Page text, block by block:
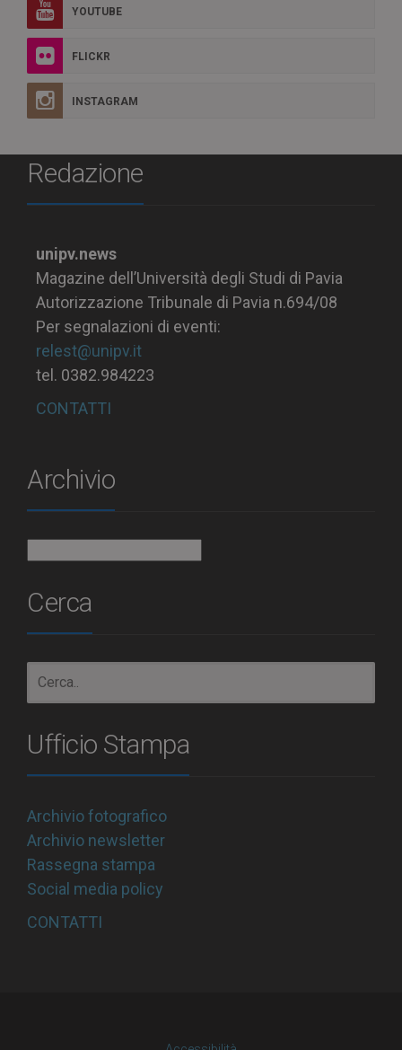
YOUTUBE
FLICKR
INSTAGRAM
Redazione
unipv.news
Magazine dell’Università degli Studi di Pavia
Autorizzazione Tribunale di Pavia n.694/08
Per segnalazioni di eventi:
relest@unipv.it
tel. 0382.984223
CONTATTI
Archivio
Cerca
Ufficio Stampa
Archivio fotografico
Archivio newsletter
Rassegna stampa
Social media policy
CONTATTI